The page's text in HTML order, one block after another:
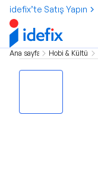
idefix’te Satış Yapın
Ana sayfa Hobi & Kültür